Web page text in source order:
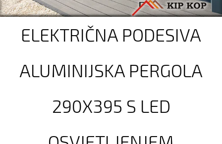
ELEKTRIČNA PODESIVA
ALUMINIJSKA PERGOLA
290X395 S LED